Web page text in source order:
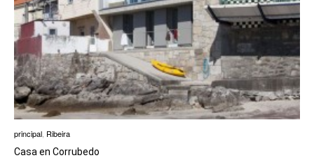
principal Ribeira
Casa en Corrubedo